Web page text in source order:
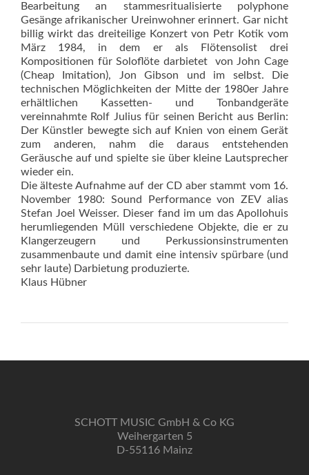
Bearbeitung an stammesritualisierte polyphone
Gesänge afrikanischer Ureinwohner erinnert. Gar nicht
billig wirkt das dreiteilige Konzert von Petr Kotik vom
März 1984, in dem er als Flötensolist drei
Kompositionen für Soloflöte darbietet  von John Cage
(Cheap Imitation), Jon Gibson und im selbst. Die
technischen Möglichkeiten der Mitte der 1980er Jahre
erhältlichen Kassetten- und Tonbandgeräte
vereinnahmte Rolf Julius für seinen Bericht aus Berlin:
Der Künstler bewegte sich auf Knien von einem Gerät
zum anderen, nahm die daraus entstehenden
Geräusche auf und spielte sie über kleine Lautsprecher
wieder ein.
Die älteste Aufnahme auf der CD aber stammt vom 16.
November 1980: Sound Performance von ZEV alias
Stefan Joel Weisser. Dieser fand im um das Apollohuis
herumliegenden Müll verschiedene Objekte, die er zu
Klangerzeugern und Perkussionsinstrumenten
zusammenbaute und damit eine intensiv spürbare (und
sehr laute) Darbietung produzierte.
Klaus Hübner
SCHOTT MUSIC GmbH & Co KG
Weihergarten 5
D-55116 Mainz